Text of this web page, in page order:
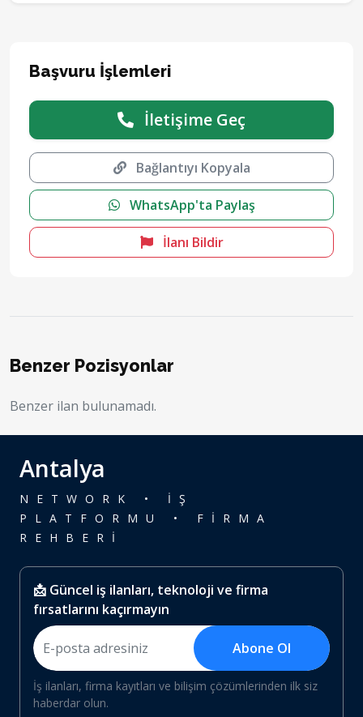
Başvuru İşlemleri
İletişime Geç
Bağlantıyı Kopyala
WhatsApp'ta Paylaş
İlanı Bildir
Benzer Pozisyonlar
Benzer ilan bulunamadı.
Antalya
NETWORK • İŞ
PLATFORMU • FİRMA
REHBERİ
📩 Güncel iş ilanları, teknoloji ve firma
fırsatlarını kaçırmayın
Abone Ol
İş ilanları, firma kayıtları ve bilişim çözümlerinden ilk siz
haberdar olun.